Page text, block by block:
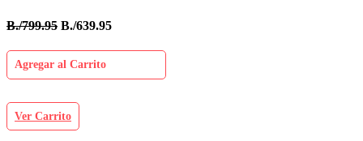
B./799.95 B./639.95
Agregar al Carrito
Ver Carrito